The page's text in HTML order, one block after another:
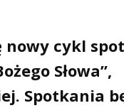
nowy cykl
Słowa”,
Spotkania